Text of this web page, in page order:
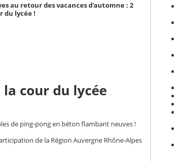
au retour des vacances d'automne : 2
du lycée !
la cour du lycée
de ping-pong en béton flambant neuves !
de la Région Auvergne Rhône-Alpes